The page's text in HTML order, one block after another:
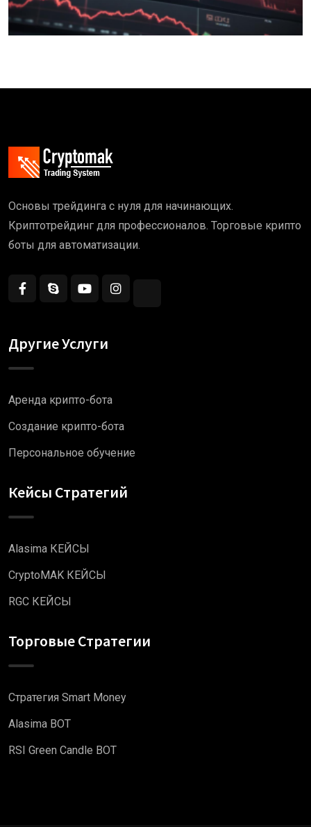
Основы трейдинга с нуля для начинающих.
Криптотрейдинг для профессионалов. Торговые крипто
боты для автоматизации.
Другие Услуги
Аренда крипто-бота
Создание крипто-бота
Персональное обучение
Кейсы Стратегий
Alasima КЕЙСЫ
CryptoMAK КЕЙСЫ
RGC КЕЙСЫ
Торговые Стратегии
Стратегия Smart Money
Alasima BOT
RSI Green Candle BOT